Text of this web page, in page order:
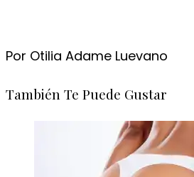
Por Otilia Adame Luevano
También Te Puede Gustar